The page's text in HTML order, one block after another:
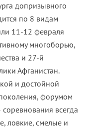
допризывного
по 8 видам
11-12 февраля
многоборью,
и 27-й
Афганистан.
и достойной
форумом
всегда
ловкие, смелые и